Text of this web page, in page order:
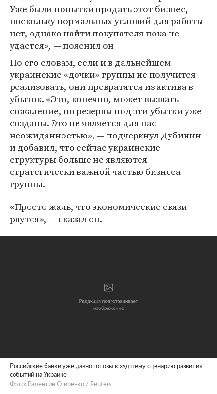
Уже были попытки продать этот бизнес,
поскольку нормальных условий для работы
нет, однако найти покупателя пока не
удается», — пояснил он
По его словам, если и в дальнейшем
украинские «дочки» группы не получится
реализовать, они превратятся из актива в
убыток. «Это, конечно, может вызвать
сожаление, но резервы под эти убытки уже
созданы. Это не является для нас
неожиданностью», — подчеркнул Дубинин
и добавил, что сейчас украинские
структуры больше не являются
стратегически важной частью бизнеса
группы.
«Просто жаль, что экономические связи
рвутся», — сказал он.
Российские банки уже давно готовы к худшему сценарию развития
событий на Украине
Фото: Валентин Огиренко / Reuters